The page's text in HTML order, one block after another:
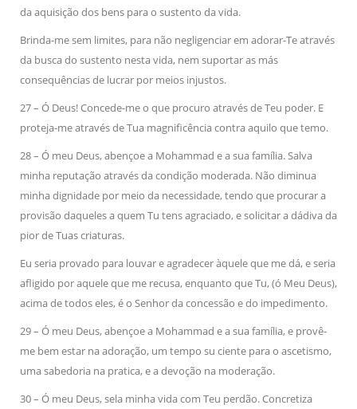
da aquisição dos bens para o sustento da vida.
Brinda-me sem limites, para não negligenciar em adorar-Te através
da busca do sustento nesta vida, nem suportar as más
consequências de lucrar por meios injustos.
27 – Ó Deus! Concede-me o que procuro através de Teu poder. E
proteja-me através de Tua magnificência contra aquilo que temo.
28 – Ó meu Deus, abençoe a Mohammad e a sua família. Salva
minha reputação através da condição moderada. Não diminua
minha dignidade por meio da necessidade, tendo que procurar a
provisão daqueles a quem Tu tens agraciado, e solicitar a dádiva da
pior de Tuas criaturas.
Eu seria provado para louvar e agradecer àquele que me dá, e seria
afligido por aquele que me recusa, enquanto que Tu, (ó Meu Deus),
acima de todos eles, é o Senhor da concessão e do impedimento.
29 – Ó meu Deus, abençoe a Mohammad e a sua família, e provê-
me bem estar na adoração, um tempo su ciente para o ascetismo,
uma sabedoria na pratica, e a devoção na moderação.
30 – Ó meu Deus, sela minha vida com Teu perdão. Concretiza